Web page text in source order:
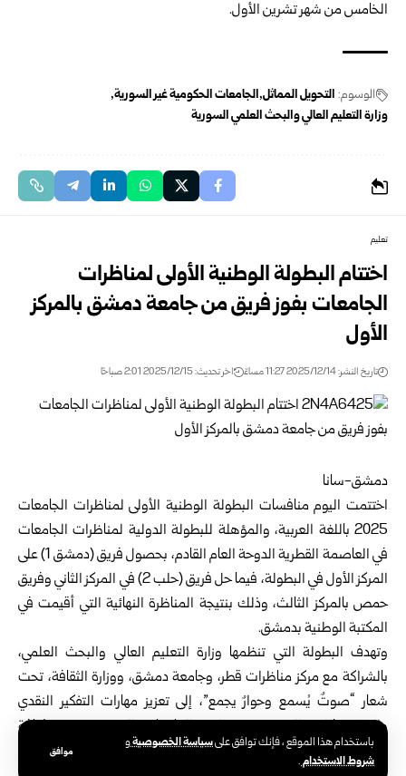
باستخدام هذا الموقع ، فإنك توافق علىسياسة الخصوصيةو
شروط الاستخدام.
موافق
الخامس من شهر تشرين الأول.
الوسوم: التحويل المماثل الجامعات الحكومية غير السورية
وزارة التعليم العالي والبحث العلمي السورية
تعليم
اختتام البطولة الوطنية الأولى لمناظرات
الجامعات بفوز فريق من جامعة دمشق بالمركز
الأول
تاريخ النشر: 2025/12/14 11:27 مساءً اخر تحديث: 2025/12/15 2:01 صباحًا
دمشق-سانا
اختتمت اليوم منافسات البطولة الوطنية الأولى لمناظرات الجامعات
2025 باللغة العربية، والمؤهلة للبطولة الدولية لمناظرات الجامعات
في العاصمة القطرية الدوحة العام القادم، بحصول فريق (دمشق 1) على
المركز الأول في البطولة، فيما حل فريق (حلب 2) في المركز الثاني وفريق
حمص بالمركز الثالث، وذلك بنتيجة المناظرة النهائية التي أقيمت في
المكتبة الوطنية بدمشق.
وتهدف البطولة التي تنظمها وزارة التعليم العالي والبحث العلمي،
بالشراكة مع مركز مناظرات قطر، وجامعة دمشق، ووزارة الثقافة، تحت
شعار “صوتٌ يُسمع وحوارٌ يجمع”، إلى تعزيز مهارات التفكير النقدي
والتعبير باللغة العربية بين طلاب الجامعات السورية، ونشر ثقافة
المناظرة والحوار البنّاء بين الطلاب، وبناء قدراتهم على النقاش المتوازن،